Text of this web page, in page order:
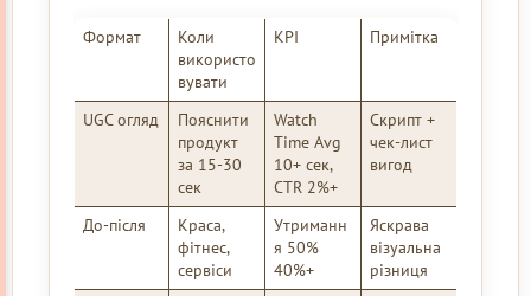
Формат
Коли
використо
вувати
KPI Примітка
UGC огляд
Пояснити
продукт
за 15-30
сек
Watch
Time Avg
10+ сек,
CTR 2%+
Скрипт +
чек-лист
вигод
До-після
Краса,
фітнес,
сервіси
Утриманн
я 50%
40%+
Яскрава
візуальна
різниця